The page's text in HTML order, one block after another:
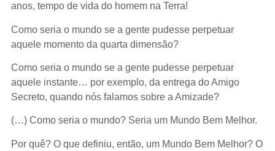
anos, tempo de vida do homem na Terra!
Como seria o mundo se a gente pudesse perpetuar
aquele momento da quarta dimensão?
Como seria o mundo se a gente pudesse perpetuar
aquele instante… por exemplo, da entrega do Amigo
Secreto, quando nós falamos sobre a Amizade?
(…) Como seria o mundo? Seria um Mundo Bem Melhor.
Por quê? O que definiu, então, um Mundo Bem Melhor? O